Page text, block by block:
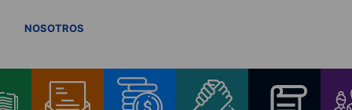
NOSOTROS